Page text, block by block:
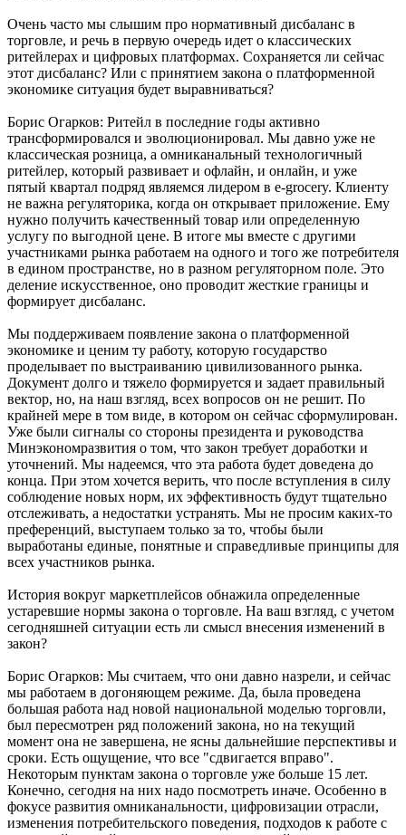
Очень часто мы слышим про нормативный дисбаланс в
торговле, и речь в первую очередь идет о классических
ритейлерах и цифровых платформах. Сохраняется ли сейчас
этот дисбаланс? Или с принятием закона о платформенной
экономике ситуация будет выравниваться?
Борис Огарков: Ритейл в последние годы активно
трансформировался и эволюционировал. Мы давно уже не
классическая розница, а омниканальный технологичный
ритейлер, который развивает и офлайн, и онлайн, и уже
пятый квартал подряд являемся лидером в e-grocery. Клиенту
не важна регуляторика, когда он открывает приложение. Ему
нужно получить качественный товар или определенную
услугу по выгодной цене. В итоге мы вместе с другими
участниками рынка работаем на одного и того же потребителя
в едином пространстве, но в разном регуляторном поле. Это
деление искусственное, оно проводит жесткие границы и
формирует дисбаланс.
Мы поддерживаем появление закона о платформенной
экономике и ценим ту работу, которую государство
проделывает по выстраиванию цивилизованного рынка.
Документ долго и тяжело формируется и задает правильный
вектор, но, на наш взгляд, всех вопросов он не решит. По
крайней мере в том виде, в котором он сейчас сформулирован.
Уже были сигналы со стороны президента и руководства
Минэкономразвития о том, что закон требует доработки и
уточнений. Мы надеемся, что эта работа будет доведена до
конца. При этом хочется верить, что после вступления в силу
соблюдение новых норм, их эффективность будут тщательно
отслеживать, а недостатки устранять. Мы не просим каких-то
преференций, выступаем только за то, чтобы были
выработаны единые, понятные и справедливые принципы для
всех участников рынка.
История вокруг маркетплейсов обнажила определенные
устаревшие нормы закона о торговле. На ваш взгляд, с учетом
сегодняшней ситуации есть ли смысл внесения изменений в
закон?
Борис Огарков: Мы считаем, что они давно назрели, и сейчас
мы работаем в догоняющем режиме. Да, была проведена
большая работа над новой национальной моделью торговли,
был пересмотрен ряд положений закона, но на текущий
момент она не завершена, не ясны дальнейшие перспективы и
сроки. Есть ощущение, что все "сдвигается вправо".
Некоторым пунктам закона о торговле уже больше 15 лет.
Конечно, сегодня на них надо посмотреть иначе. Особенно в
фокусе развития омниканальности, цифровизации отрасли,
изменения потребительского поведения, подходов к работе с